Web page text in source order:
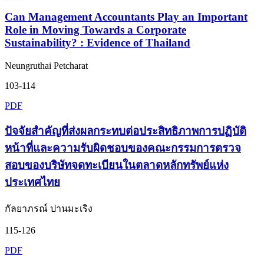
Can Management Accountants Play an Important
Role in Moving Towards a Corporate
Sustainability? : Evidence of Thailand
Neungruthai Petcharat
103-114
PDF
ปัจจัยสำคัญที่ส่งผลกระทบต่อประสิทธิภาพการปฏิบัติ
หน้าที่และความรับผิดชอบของคณะกรรมการตรวจ
สอบของบริษัทจดทะเบียนในตลาดหลักทรัพย์แห่ง
ประเทศไทย
กัลยาภรณ์ ปานมะเริง
115-126
PDF